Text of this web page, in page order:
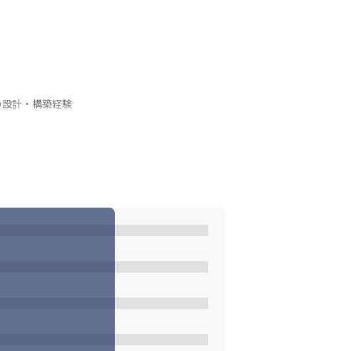
計・構築経験
クレイヤ等)の構築経験
があります。現状を当たり前とせずに人と違っ
しています。